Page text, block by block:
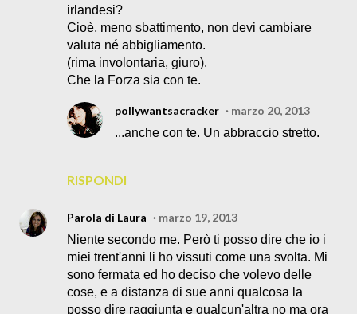
irlandesi?
Cioè, meno sbattimento, non devi cambiare
valuta né abbigliamento.
(rima involontaria, giuro).
Che la Forza sia con te.
RISPONDI
pollywantsacracker
marzo 20, 2013
...anche con te. Un abbraccio stretto.
Parola di Laura
marzo 19, 2013
Niente secondo me. Però ti posso dire che io i
miei trent'anni li ho vissuti come una svolta. Mi
sono fermata ed ho deciso che volevo delle
cose, e a distanza di sue anni qualcosa la
posso dire raggiunta e qualcun'altra no ma ora